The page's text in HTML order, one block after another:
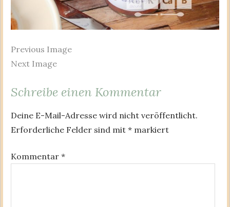
Previous Image
Next Image
Schreibe einen Kommentar
Deine E-Mail-Adresse wird nicht veröffentlicht.
Erforderliche Felder sind mit * markiert
Kommentar *